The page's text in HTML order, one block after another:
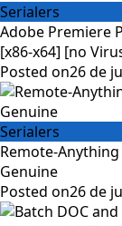
Serialers
Adobe Premiere
[x86-x64] [no
Posted on26 de
Serialers
Remote-
Genuine
Posted on26 de